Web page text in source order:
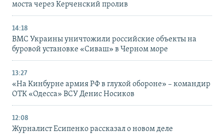
моста через Керченский пролив
14:18
ВМС Украины уничтожили российские объекты на
буровой установке «Сиваш» в Черном море
13:27
«На Кинбурне армия РФ в глухой обороне» – командир
ОТК «Одесса» ВСУ Денис Носиков
12:08
Журналист Есипенко рассказал о новом деле